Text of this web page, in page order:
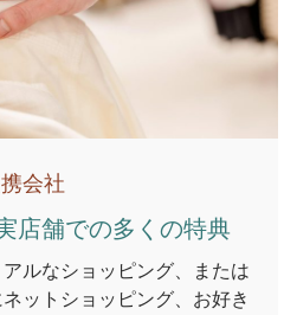
会社
店舗での多くの特典
ルなショッピング、または
ットショッピング、お好き